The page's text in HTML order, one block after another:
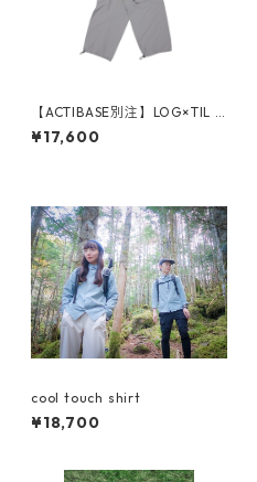
【ACTIBASE別注】LOG×TIL D
SN™ MIL TRAIL PANTS
¥17,600
cool touch shirt
¥18,700